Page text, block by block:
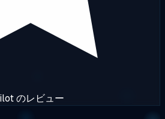
のレビュー